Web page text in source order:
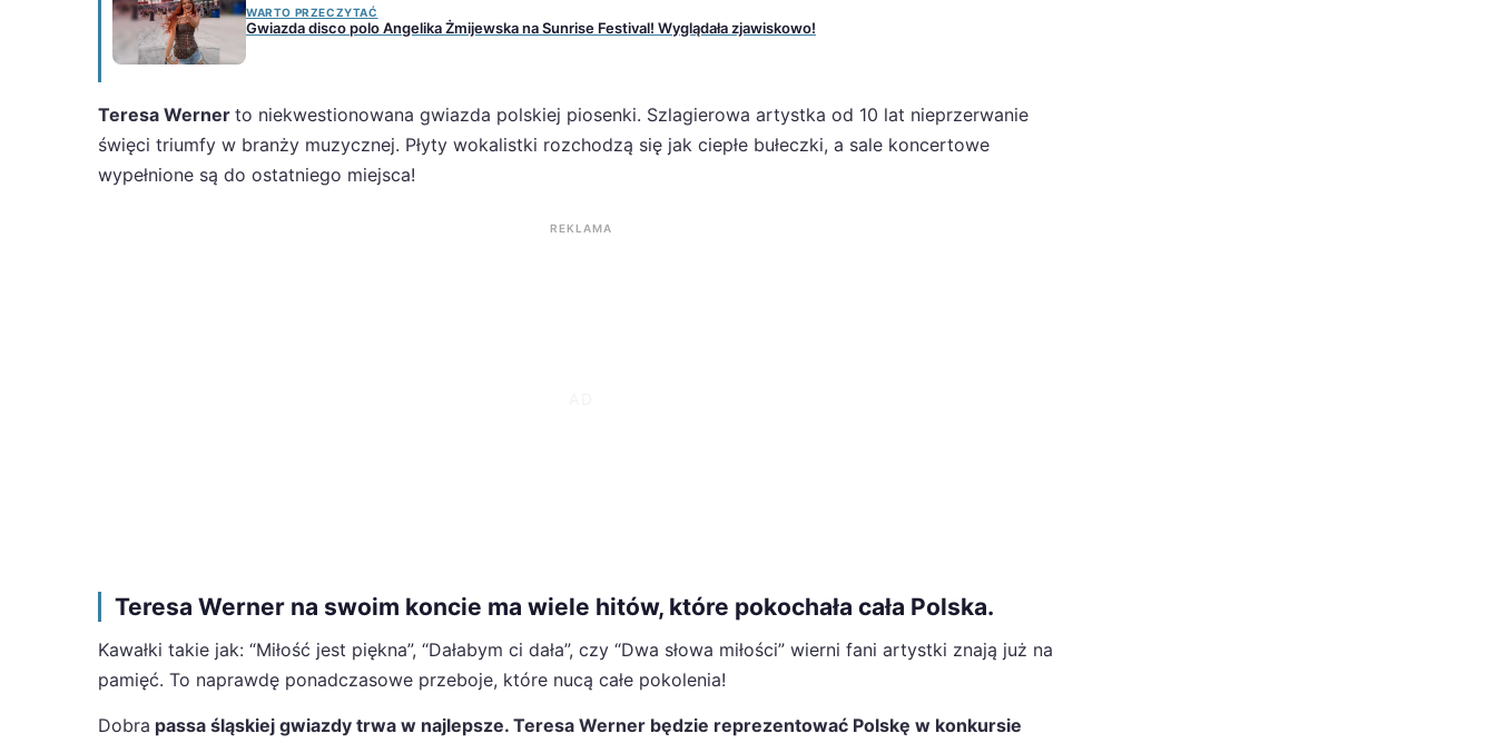
WARTO PRZECZYTAĆ
Gwiazda disco polo Angelika Żmijewska na Sunrise Festival! Wyglądała zjawiskowo!
Teresa Werner to niekwestionowana gwiazda polskiej piosenki. Szlagierowa artystka od 10 lat nieprzerwanie
święci triumfy w branży muzycznej. Płyty wokalistki rozchodzą się jak ciepłe bułeczki, a sale koncertowe
wypełnione są do ostatniego miejsca!
REKLAMA
Teresa Werner na swoim koncie ma wiele hitów, które pokochała cała Polska.
Kawałki takie jak: “Miłość jest piękna”, “Dałabym ci dała”, czy “Dwa słowa miłości” wierni fani artystki znają już na
pamięć. To naprawdę ponadczasowe przeboje, które nucą całe pokolenia!
Dobra passa śląskiej gwiazdy trwa w najlepsze. Teresa Werner będzie reprezentować Polskę w konkursie